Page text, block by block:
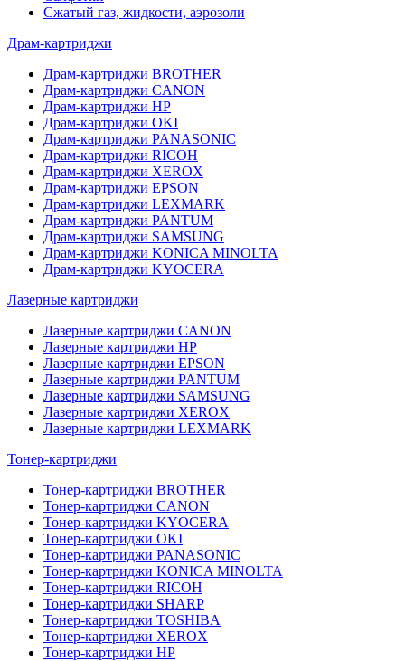
Сжатый газ, жидкости, аэрозоли
Драм-картриджи
Драм-картриджи BROTHER
Драм-картриджи CANON
Драм-картриджи HP
Драм-картриджи OKI
Драм-картриджи PANASONIC
Драм-картриджи RICOH
Драм-картриджи XEROX
Драм-картриджи EPSON
Драм-картриджи LEXMARK
Драм-картриджи PANTUM
Драм-картриджи SAMSUNG
Драм-картриджи KONICA MINOLTA
Драм-картриджи KYOCERA
Лазерные картриджи
Лазерные картриджи CANON
Лазерные картриджи HP
Лазерные картриджи EPSON
Лазерные картриджи PANTUM
Лазерные картриджи SAMSUNG
Лазерные картриджи XEROX
Лазерные картриджи LEXMARK
Тонер-картриджи
Тонер-картриджи BROTHER
Тонер-картриджи CANON
Тонер-картриджи KYOCERA
Тонер-картриджи OKI
Тонер-картриджи PANASONIC
Тонер-картриджи KONICA MINOLTA
Тонер-картриджи RICOH
Тонер-картриджи SHARP
Тонер-картриджи TOSHIBA
Тонер-картриджи XEROX
Тонер-картриджи HP